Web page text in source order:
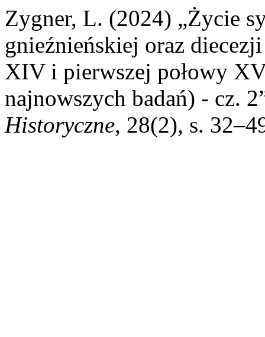
Zygner, L. (2024) „Życie
gnieźnieńskiej oraz
XIV i pierwszej połowy
najnowszych badań) - cz.
Historyczne, 28(2), s.